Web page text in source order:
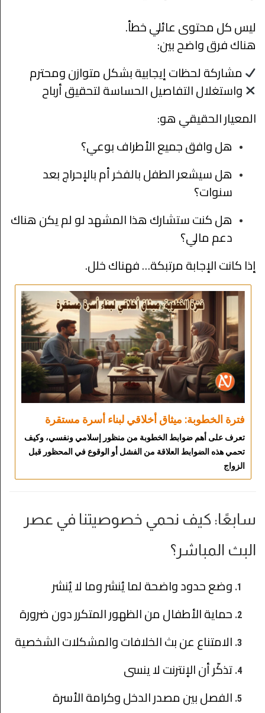
ليس كل محتوى عائلي خطأ.
هناك فرق واضح بين:
مشاركة لحظات إيجابية بشكل متوازن ومحترم
واستغلال التفاصيل الحساسة لتحقيق أرباح
المعيار الحقيقي هو:
هل وافق جميع الأطراف بوعي؟
هل سيشعر الطفل بالفخر أم بالإحراج بعد
سنوات؟
هل كنت ستشارك هذا المشهد لو لم يكن هناك
دعم مالي؟
إذا كانت الإجابة مرتبكة… فهناك خلل.
فترة الخطوبة: ميثاق أخلاقي لبناء أسرة مستقرة
تعرف على أهم ضوابط الخطوبة من منظور إسلامي ونفسي، وكيف
تحمي هذه الضوابط العلاقة من الفشل أو الوقوع في المحظور قبل
الزواج
سابعًا: كيف نحمي خصوصيتنا في عصر
البث المباشر؟
وضع حدود واضحة لما يُنشر وما لا يُنشر
حماية الأطفال من الظهور المتكرر دون ضرورة
الامتناع عن بث الخلافات والمشكلات الشخصية
تذكّر أن الإنترنت لا ينسى
الفصل بين مصدر الدخل وكرامة الأسرة